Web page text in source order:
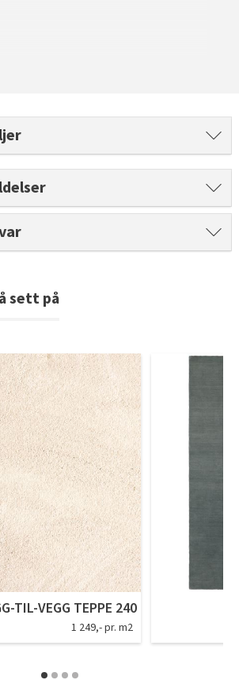
fargepaletter fra Årets Farge 2026!
sett på
TIL-VEGG TEPPE 240
1 249,- pr. m2